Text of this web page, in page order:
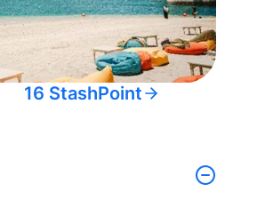
16 StashPoint